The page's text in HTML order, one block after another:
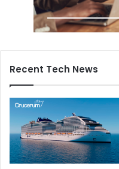
Recent Tech News